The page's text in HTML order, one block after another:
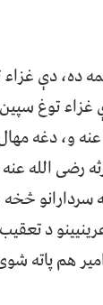
ده، دې غزاء
غزاء توغ
و، دغه
رضی الله
سردارانو
د تعقیب
هم پاته